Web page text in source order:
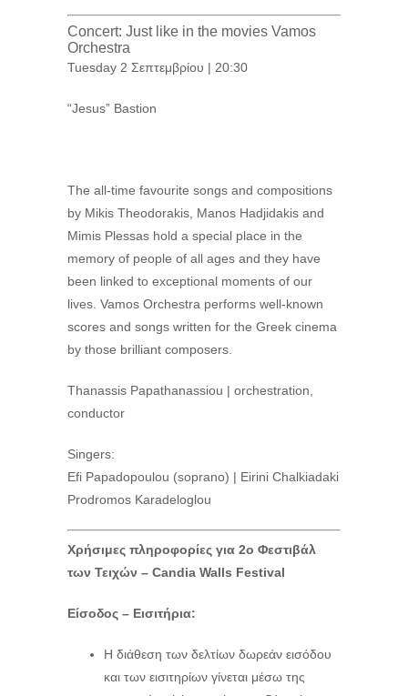
Concert: Just like in the movies Vamos
Orchestra
Tuesday 2 Σεπτεμβρίου | 20:30
“Jesus” Bastion
The all-time favourite songs and compositions
by Mikis Theodorakis, Manos Hadjidakis and
Mimis Plessas hold a special place in the
memory of people of all ages and they have
been linked to exceptional moments of our
lives. Vamos Orchestra performs well-known
scores and songs written for the Greek cinema
by those brilliant composers.
Thanassis Papathanassiou | orchestration,
conductor
Singers:
Efi Papadopoulou (soprano) | Eirini Chalkiadaki
Prodromos Karadeloglou
Χρήσιμες πληροφορίες για 2ο Φεστιβάλ
των Τειχών – Candia Walls Festival
Είσοδος – Εισιτήρια:
Η διάθεση των δελτίων δωρεάν εισόδου
και των εισιτηρίων γίνεται μέσω της